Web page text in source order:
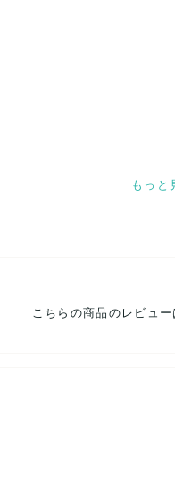
もっと
こちらの商品のレビュー